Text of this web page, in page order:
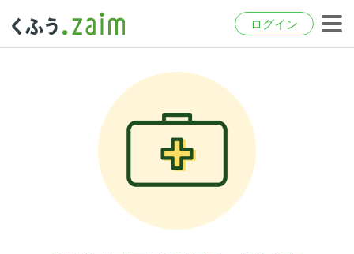
ログイン